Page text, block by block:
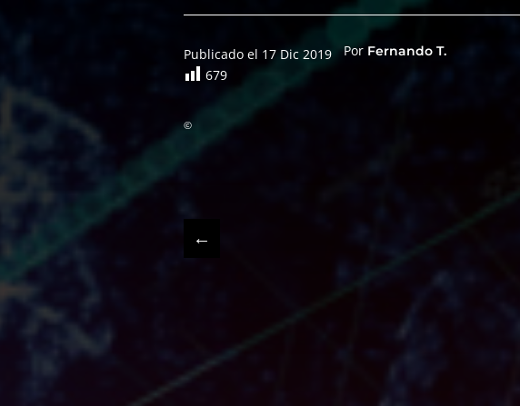
Publicado el 17 Dic 2019 Por Fernando T.
679
©
←